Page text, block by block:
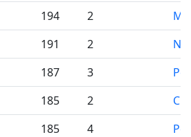
194 2
191 2
187 3
185 2
185 4